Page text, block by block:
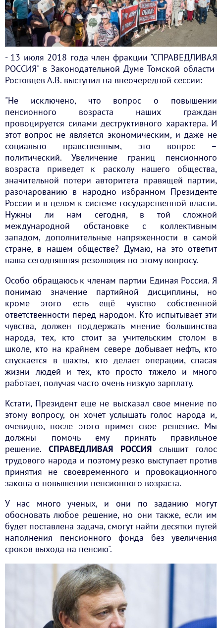
- 13 июля 2018 года член фракции "СПРАВЕДЛИВАЯ
РОССИЯ" в Законодательной Думе Томской области
Ростовцев А.В. выступил на внеочередной сессии:
"Не исключено, что вопрос о повышении
пенсионного возраста наших граждан
провоцируется силами деструктивного характера. И
этот вопрос не является экономическим, и даже не
социально нравственным, это вопрос –
политический. Увеличение границ пенсионного
возраста приведет к расколу нашего общества,
значительной потери авторитета правящей партии,
разочарованию в народно избранном Президенте
России и в целом к системе государственной власти.
Нужны ли нам сегодня, в той сложной
международной обстановке с коллективным
западом, дополнительные напряженности в самой
стране, в нашем обществе? Думаю, на это ответит
наша сегодняшняя резолюция по этому вопросу.
Особо обращаюсь к членам партии Единая Россия. Я
понимаю значение партийной дисциплины, но
кроме этого есть ещё чувство собственной
ответственности перед народом. Кто испытывает эти
чувства, должен поддержать мнение большинства
народа, тех, кто стоит за учительским столом в
школе, кто на крайнем севере добывает нефть, кто
спускается в шахты, кто делает операции, спасая
жизни людей и тех, кто просто тяжело и много
работает, получая часто очень низкую зарплату.
Кстати, Президент еще не высказал свое мнение по
этому вопросу, он хочет услышать голос народа и,
очевидно, после этого примет свое решение. Мы
должны помочь ему принять правильное
решение. СПРАВЕДЛИВАЯ РОССИЯ слышит голос
трудового народа и поэтому резко выступает против
принятия не своевременного и провокационного
закона о повышении пенсионного возраста.
У нас много ученых, и они по заданию могут
обосновать любое решение, но они также, если им
будет поставлена задача, смогут найти десятки путей
наполнения пенсионного фонда без увеличения
сроков выхода на пенсию".